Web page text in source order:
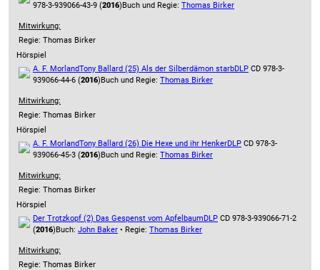
978-3-939066-43-9 (2016)Buch und Regie: Thomas Birker
Mitwirkung:
Regie: Thomas Birker
Hörspiel
A. F. MorlandTony Ballard (25) Als der Silberdämon starbDLP CD 978-3-
939066-44-6 (2016)Buch und Regie: Thomas Birker
Mitwirkung:
Regie: Thomas Birker
Hörspiel
A. F. MorlandTony Ballard (26) Die Hexe und ihr HenkerDLP CD 978-3-
939066-45-3 (2016)Buch und Regie: Thomas Birker
Mitwirkung:
Regie: Thomas Birker
Hörspiel
Der Trotzkopf (2) Das Gespenst vom ApfelbaumDLP CD 978-3-939066-71-2
(2016)Buch: John Baker • Regie: Thomas Birker
Mitwirkung:
Regie: Thomas Birker